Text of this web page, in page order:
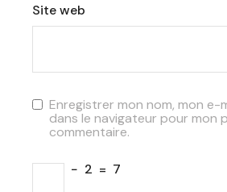
Site web
Enregistrer mon nom, mon e-
dans le navigateur pour mon
commentaire.
− 2 = 7